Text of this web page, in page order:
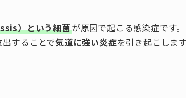
）という細菌が原因で起こる感染症です。
することで気道に強い炎症を引き起こしま